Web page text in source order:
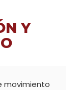
Y
movimiento